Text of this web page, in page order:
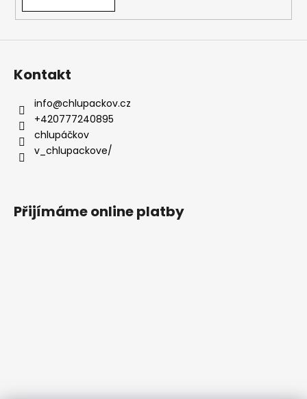
Kontakt
info@chlupackov.cz
+420777240895
chlupáčkov
v_chlupackove/
Přijímáme online platby